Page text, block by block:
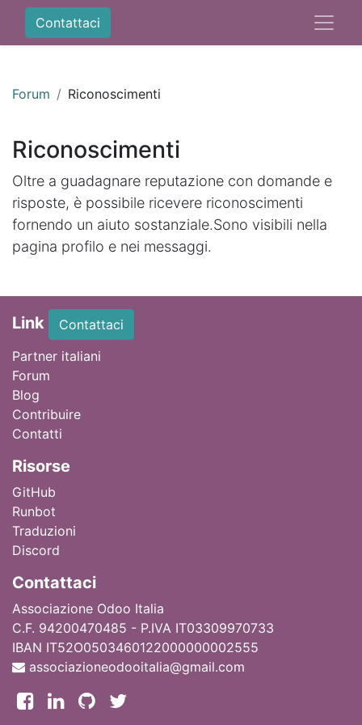
Contattaci
Forum Riconoscimenti
Riconoscimenti
Oltre a guadagnare reputazione con domande e
risposte, è possibile ricevere riconoscimenti
fornendo un aiuto sostanziale.Sono visibili nella
pagina profilo e nei messaggi.
Link
Contattaci
Partner italiani
Forum
Blog
Contribuire
Contatti
Risorse
GitHub
Runbot
Traduzioni
Discord
Contattaci
Associazione Odoo Italia
C.F. 94200470485 - P.IVA IT03309970733
IBAN IT52O0503460122000000002555
associazioneodooitalia@gmail.com